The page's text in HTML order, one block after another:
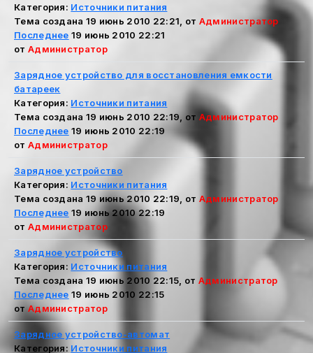
Категория: Источники питания
Тема создана 19 июнь 2010 22:21, от Администратор
Последнее 19 июнь 2010 22:21
от Администратор
Зарядное устройство для восстановления емкости
батареек
Категория: Источники питания
Тема создана 19 июнь 2010 22:19, от Администратор
Последнее 19 июнь 2010 22:19
от Администратор
Зарядное устройство
Категория: Источники питания
Тема создана 19 июнь 2010 22:19, от Администратор
Последнее 19 июнь 2010 22:19
от Администратор
Зарядное устройство
Категория: Источники питания
Тема создана 19 июнь 2010 22:15, от Администратор
Последнее 19 июнь 2010 22:15
отАдминистратор
Зарядное устройство-автомат
Категория: Источники питания